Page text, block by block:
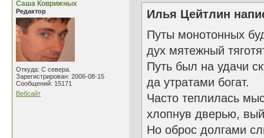
Саша Коврижных
Редактор
Откуда: С севера.
Зарегистрирован: 2006-08-15
Сообщений: 15171
Вебсайт
Илья Цейтлин
Путы монотонных
дух мятежный
Путь был на удачи
да утратами богат.
Часто теплилась
хлопнув дверью,
Но оброс долгами